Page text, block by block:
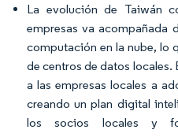
La evolución de Taiwán
empresas va acompañada
computación en la nube, lo
de centros de datos
a las empresas locales a
creando un plan digital
los socios locales y